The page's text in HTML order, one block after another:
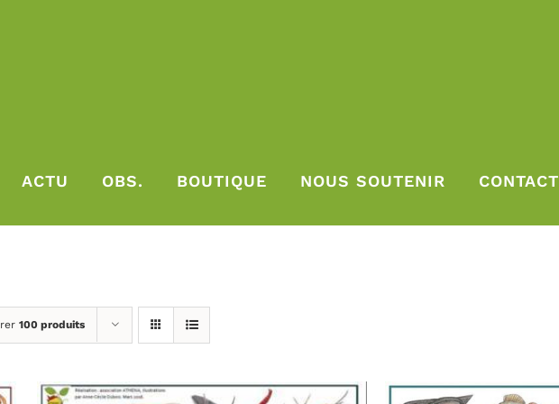
ACTU OBS. BOUTIQUE NOUS SOUTENIR CONTACT
100 produits